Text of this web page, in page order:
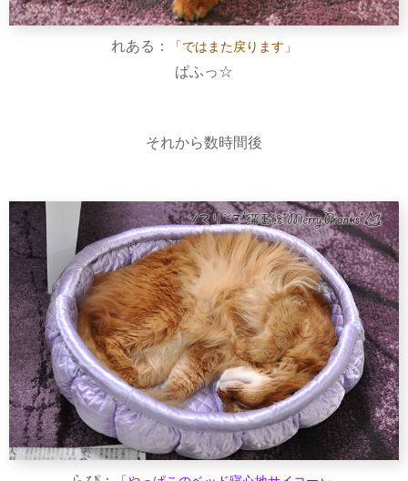
れある： 「ではまた戻ります」
ぱふっ☆
それから数時間後